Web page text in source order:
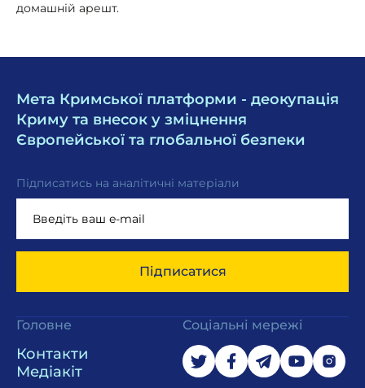
домашній арешт.
Мета Кримської платформи - деокупація
Криму та внесок у зміцнення
Європейської та глобальної безпеки
Підписатись на аналітичні матеріали
Підписатися
Головне
Контакти
Медіакіт
Соціальні мережі